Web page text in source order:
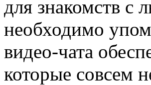
для знакомств
необходимо
видео-чата
которые совсем